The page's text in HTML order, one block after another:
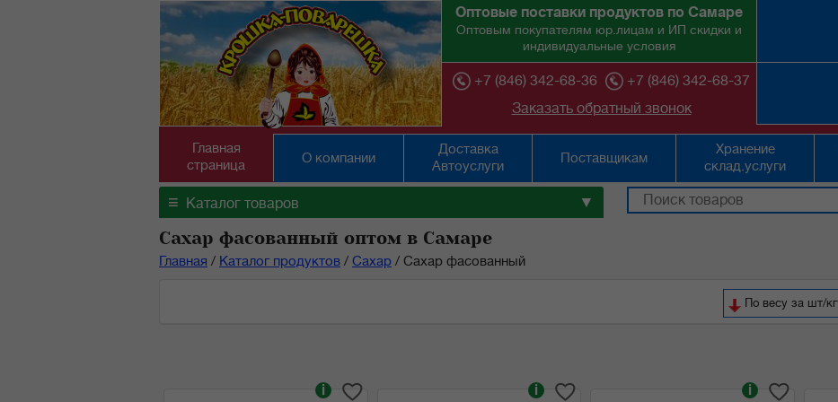
Оптовые поставки продуктов по Самаре
Оптовым покупателям юр.лицам и ИП скидки и
индивидуальные условия
+7 (846) 342-68-36
+7 (846) 342-68-37
Заказать обратный звонок
Главная
страница
О компании
Доставка
Автоуслуги
Поставщикам
Хранение
склад.услуги
≡ Каталог товаров ▼
Сахар фасованный оптом в Самаре
Главная / Каталог продуктов / Сахар / Сахар фасованный
По весу за шт/кг
i i i